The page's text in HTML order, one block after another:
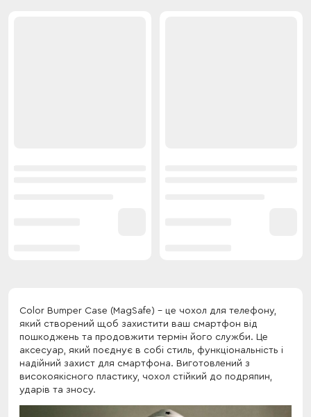
Color Bumper Case (MagSafe) - це чохол для телефону,
який створений щоб захистити ваш смартфон від
пошкоджень та продовжити термін його служби. Це
аксесуар, який поєднує в собі стиль, функціональність і
надійний захист для смартфона. Виготовлений з
високоякісного пластику, чохол стійкий до подряпин,
ударів та зносу.